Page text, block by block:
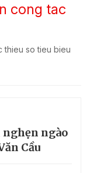
cong tac
thieu so tieu bieu
nghẹn ngào
Cầu